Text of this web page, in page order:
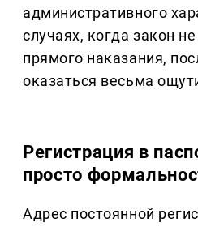
административного
случаях, когда закон
прямого наказания,
оказаться весьма
Регистрация в
просто
Адрес постоянной